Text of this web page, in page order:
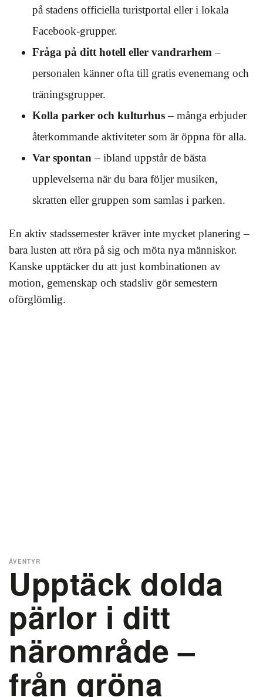
på stadens officiella turistportal eller i lokala
Facebook-grupper.
Fråga på ditt hotell eller vandrarhem –
personalen känner ofta till gratis evenemang och
träningsgrupper.
Kolla parker och kulturhus– många erbjuder
återkommande aktiviteter som är öppna för alla.
Var spontan – ibland uppstår de bästa
upplevelserna när du bara följer musiken,
skratten eller gruppen som samlas i parken.
En aktiv stadssemester kräver inte mycket planering –
bara lusten att röra på sig och möta nya människor.
Kanske upptäcker du att just kombinationen av
motion, gemenskap och stadsliv gör semestern
oförglömlig.
Upptäck dolda
pärlor i ditt
närområde –
från gröna
ÄVENTYR